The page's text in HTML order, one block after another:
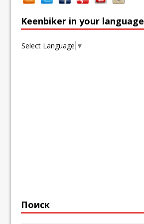
Keenbiker in your language
Select Language ▼
Поиск